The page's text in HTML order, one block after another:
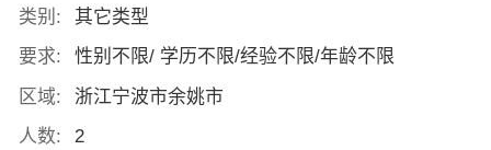
类别:
其它类型
要求:
性别不限/ 学历不限/经验不限/年龄不限
区域:
浙江宁波市余姚市
人数:
2